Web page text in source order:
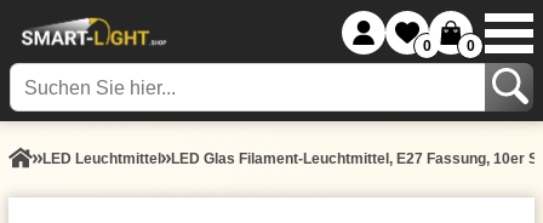
0 0
LED Leuchtmittel LED Glas Filament-Leuchtmittel, E27 Fassung, 10er